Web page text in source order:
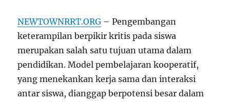
NEWTOWNRRT.ORG – Pengembangan
keterampilan berpikir kritis pada siswa
merupakan salah satu tujuan utama dalam
pendidikan. Model pembelajaran kooperatif,
yang menekankan kerja sama dan interaksi
antar siswa, dianggap berpotensi besar dalam